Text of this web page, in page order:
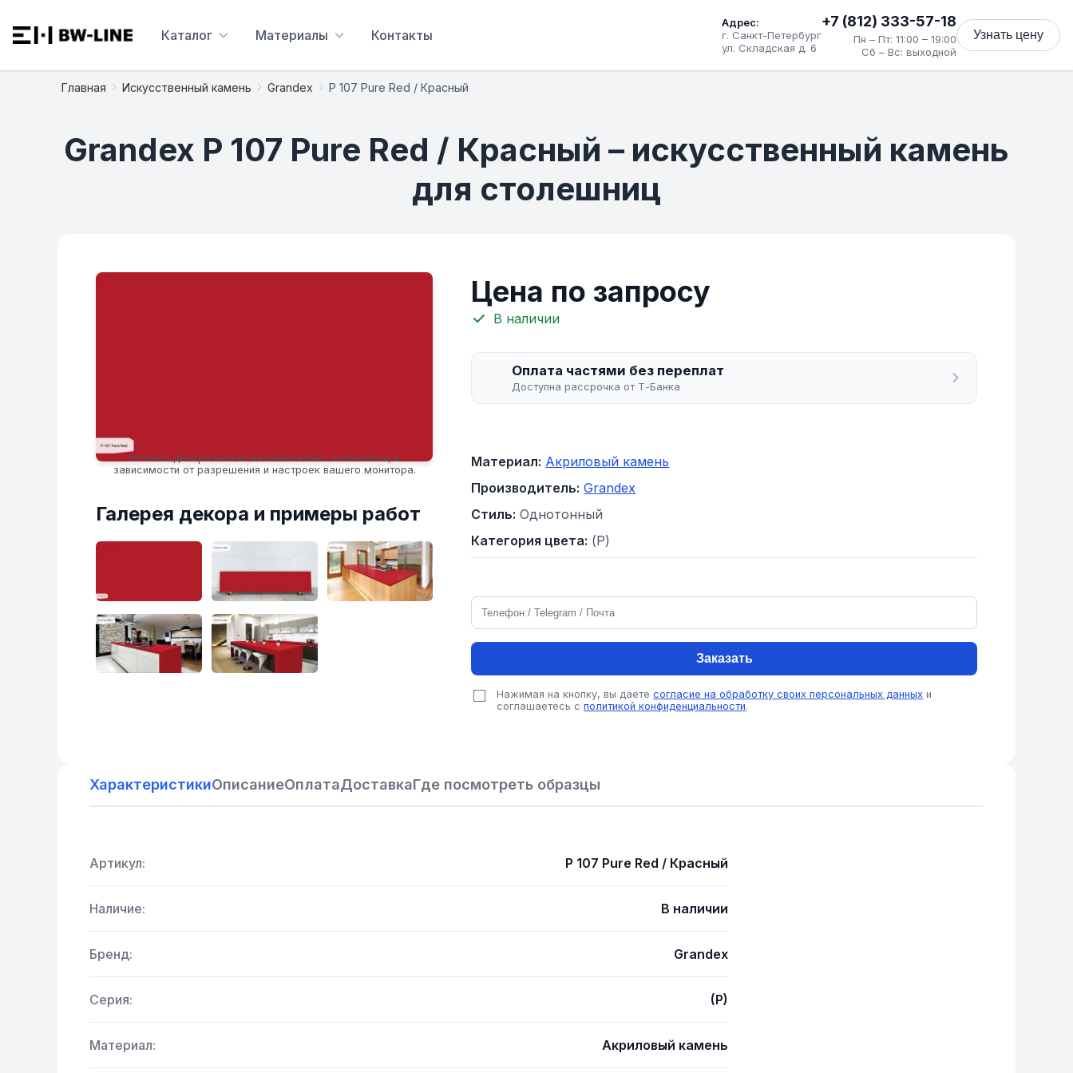
Каталог Материалы Контакты
Адрес:
г. Санкт-Петербург
ул. Складская д. 6
+7 (812) 333-57-18
Пн – Пт: 11:00 – 19:00
Сб – Вс: выходной
Узнать цену
Главная Искусственный камень Grandex P 107 Pure Red / Красный
Grandex P 107 Pure Red / Красный – искусственный камень
для столешниц
Оттенок декора может незначительно отличаться, в
зависимости от разрешения и настроек вашего монитора.
Галерея декора и примеры работ
Цена по запросу
В наличии
Оплата частями без переплат
Доступна рассрочка от Т-Банка
Материал: Акриловый камень
Производитель: Grandex
Стиль: Однотонный
Категория цвета: (P)
Заказать
Нажимая на кнопку, вы даетесогласие на обработку своих персональных данных и
соглашаетесь сполитикой конфиденциальности.
ХарактеристикиОписаниеОплатаДоставкаГде посмотреть образцы
Артикул: P 107 Pure Red / Красный
Наличие: В наличии
Бренд: Grandex
Серия: (P)
Материал: Акриловый камень